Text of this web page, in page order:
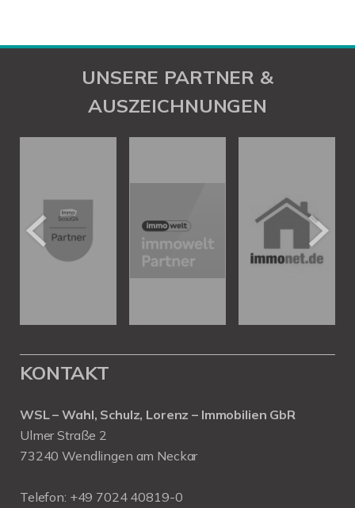
UNSERE PARTNER &
AUSZEICHNUNGEN
KONTAKT
WSL – Wahl, Schulz, Lorenz – Immobilien GbR
Ulmer Straße 2
73240 Wendlingen am Neckar
Telefon: +49 7024 40819-0